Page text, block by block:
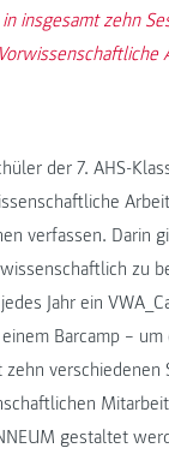
insgesamt zehn
der 7. AHS-
verfassen. Darin
zu
Jahr ein
Barcamp –
verschiedenen
gestaltet